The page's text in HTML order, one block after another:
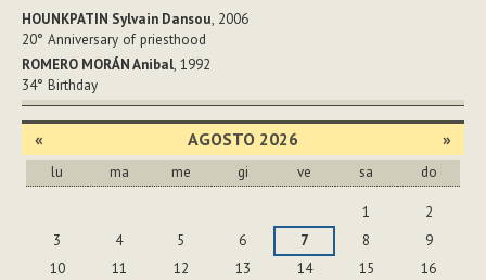
HOUNKPATIN Sylvain Dansou, 2006
20° Anniversary of priesthood
ROMERO MORÁN Anibal, 1992
34° Birthday
« AGOSTO 2026 »
lu ma me gi ve sa do
1
2
3
4 5 6 7 8
9
10
11 12 13 14 15
16